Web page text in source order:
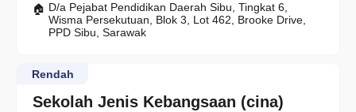
D/a Pejabat Pendidikan Daerah Sibu, Tingkat 6,
Wisma Persekutuan, Blok 3, Lot 462, Brooke Drive,
PPD Sibu, Sarawak
Sekolah Jenis Kebangsaan (cina)
Rendah